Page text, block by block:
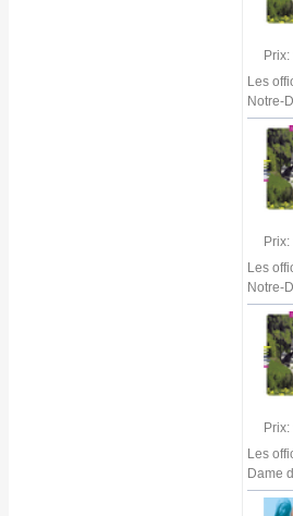
Les
Notre-
Les
Notre-
Les
Dame